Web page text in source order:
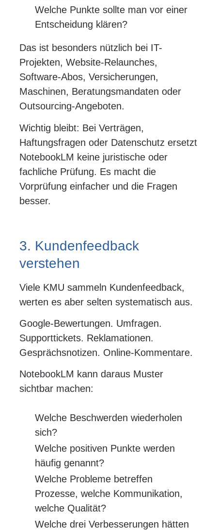
Welche Punkte sollte man vor einer
Entscheidung klären?
Das ist besonders nützlich bei IT-
Projekten, Website-Relaunches,
Software-Abos, Versicherungen,
Maschinen, Beratungsmandaten oder
Outsourcing-Angeboten.
Wichtig bleibt: Bei Verträgen,
Haftungsfragen oder Datenschutz ersetzt
NotebookLM keine juristische oder
fachliche Prüfung. Es macht die
Vorprüfung einfacher und die Fragen
besser.
3. Kundenfeedback
verstehen
Viele KMU sammeln Kundenfeedback,
werten es aber selten systematisch aus.
Google-Bewertungen. Umfragen.
Supporttickets. Reklamationen.
Gesprächsnotizen. Online-Kommentare.
NotebookLM kann daraus Muster
sichtbar machen:
Welche Beschwerden wiederholen
sich?
Welche positiven Punkte werden
häufig genannt?
Welche Probleme betreffen
Prozesse, welche Kommunikation,
welche Qualität?
Welche drei Verbesserungen hätten